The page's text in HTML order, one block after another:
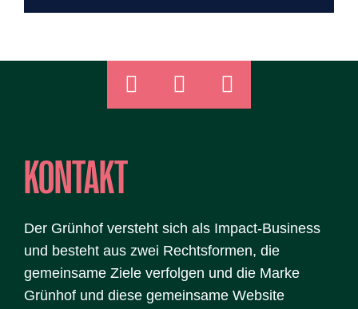
KONTAKT
Der Grünhof versteht sich als Impact-Business
und besteht aus zwei Rechtsformen, die
gemeinsame Ziele verfolgen und die Marke
Grünhof und diese gemeinsame Website